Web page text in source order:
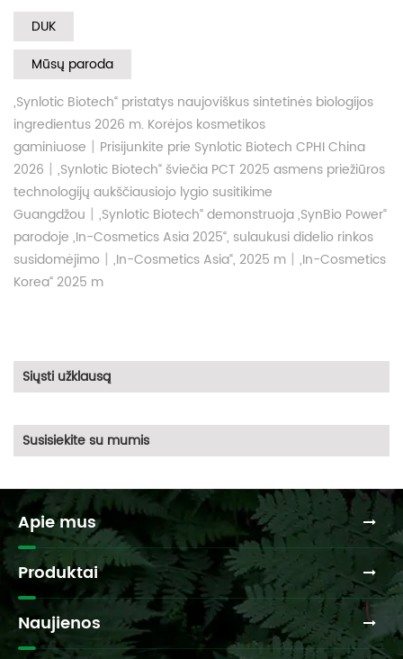
DUK
Mūsų paroda
„Synlotic Biotech“ pristatys naujoviškus sintetinės biologijos
ingredientus 2026 m. Korėjos kosmetikos
gaminiuose | Prisijunkite prie Synlotic Biotech CPHI China
2026 | „Synlotic Biotech“ šviečia PCT 2025 asmens priežiūros
technologijų aukščiausiojo lygio susitikime
Guangdžou | „Synlotic Biotech“ demonstruoja „SynBio Power“
parodoje „In-Cosmetics Asia 2025“, sulaukusi didelio rinkos
susidomėjimo | „In-Cosmetics Asia“, 2025 m | „In-Cosmetics
Korea“ 2025 m
Siųsti užklausą
Susisiekite su mumis
Apie mus
Produktai
Naujienos